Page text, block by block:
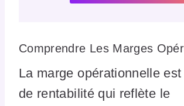
Comprendre Les Marges
La marge opérationnelle
de rentabilité qui reflète le